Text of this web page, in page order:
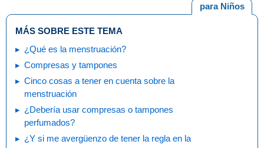
para Niños
MÁS SOBRE ESTE TEMA
¿Qué es la menstruación?
Compresas y tampones
Cinco cosas a tener en cuenta sobre la
menstruación
¿Debería usar compresas o tampones
perfumados?
¿Y si me avergüenzo de tener la regla en la